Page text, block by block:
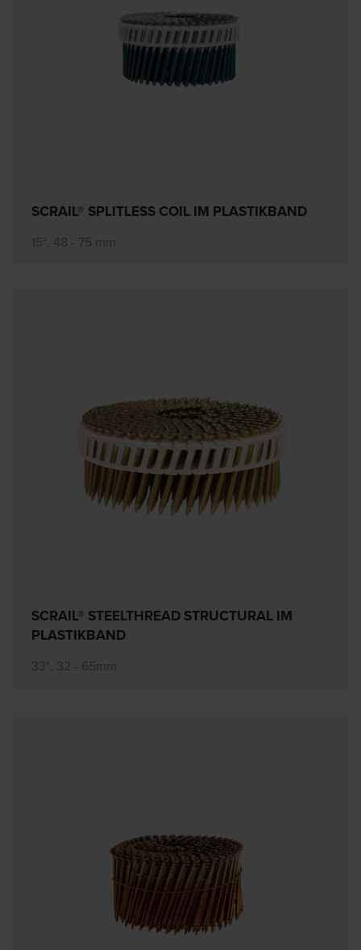
SCRAIL® SPLITLESS COIL IM PLASTIKBAND
15°, 48 - 75 mm
SCRAIL® STEELTHREAD STRUCTURAL IM
PLASTIKBAND
33°, 32 - 65mm